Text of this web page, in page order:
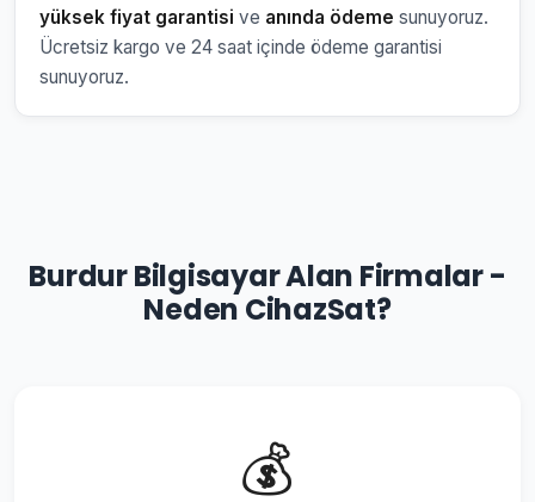
yüksek fiyat garantisi ve anında ödeme sunuyoruz.
Ücretsiz kargo ve 24 saat içinde ödeme garantisi
sunuyoruz.
Burdur Bilgisayar Alan Firmalar -
Neden CihazSat?
💰